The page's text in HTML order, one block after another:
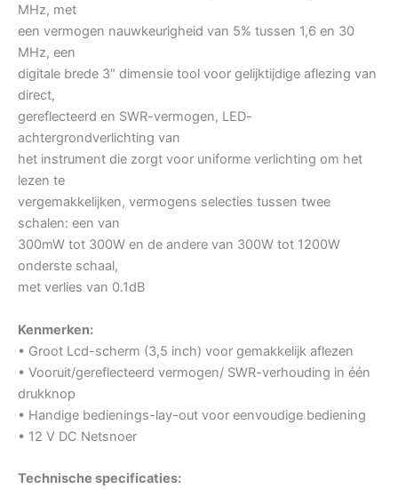
MHz, met
een vermogen nauwkeurigheid van 5% tussen 1,6 en 30
MHz, een
digitale brede 3″ dimensie tool voor gelijktijdige aflezing van
direct,
gereflecteerd en SWR-vermogen, LED-
achtergrondverlichting van
het instrument die zorgt voor uniforme verlichting om het
lezen te
vergemakkelijken, vermogens selecties tussen twee
schalen: een van
300mW tot 300W en de andere van 300W tot 1200W
onderste schaal,
met verlies van 0.1dB
Kenmerken:
• Groot Lcd-scherm (3,5 inch) voor gemakkelijk aflezen
• Vooruit/gereflecteerd vermogen/ SWR-verhouding in één
drukknop
• Handige bedienings-lay-out voor eenvoudige bediening
• 12 V DC Netsnoer
Technische specificaties: